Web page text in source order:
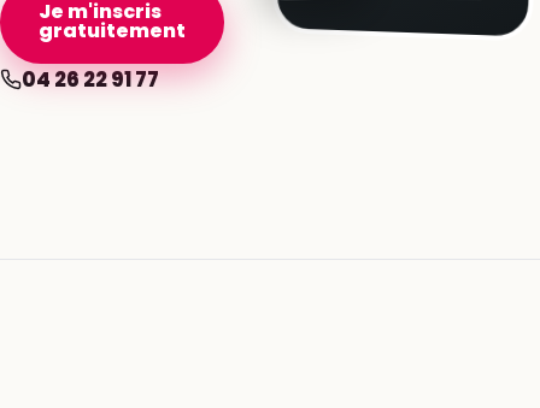
Je m'inscris
gratuitement
04 26 22 91 77